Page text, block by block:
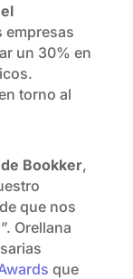
empresas
un 30% en
torno al
Bookker,
que nos
Orellana
que